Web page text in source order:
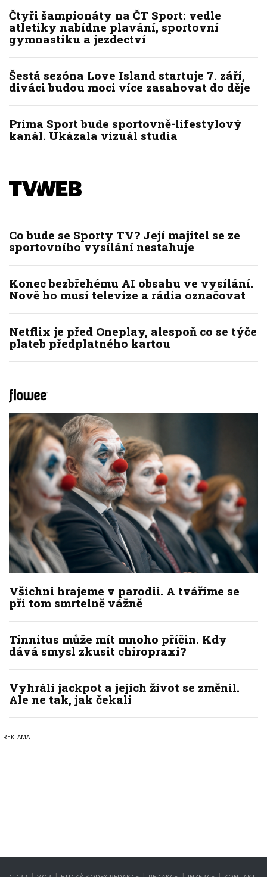
Čtyři šampionáty na ČT Sport: vedle
atletiky nabídne plavání, sportovní
gymnastiku a jezdectví
Šestá sezóna Love Island startuje 7. září,
diváci budou moci více zasahovat do děje
Prima Sport bude sportovně-lifestylový
kanál. Ukázala vizuál studia
Co bude se Sporty TV? Její majitel se ze
sportovního vysílání nestahuje
Konec bezbřehému AI obsahu ve vysílání.
Nově ho musí televize a rádia označovat
Netflix je před Oneplay, alespoň co se týče
plateb předplatného kartou
Všichni hrajeme v parodii. A tváříme se
při tom smrtelně vážně
Tinnitus může mít mnoho příčin. Kdy
dává smysl zkusit chiropraxi?
Vyhráli jackpot a jejich život se změnil.
Ale ne tak, jak čekali